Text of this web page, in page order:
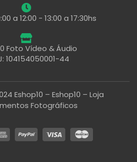
a 12:00 - 13:00 a 17:30hs
Foto Vídeo & Áudio
104154050001-44
Eshop10 – Eshop10 – Loja
Fotográficos